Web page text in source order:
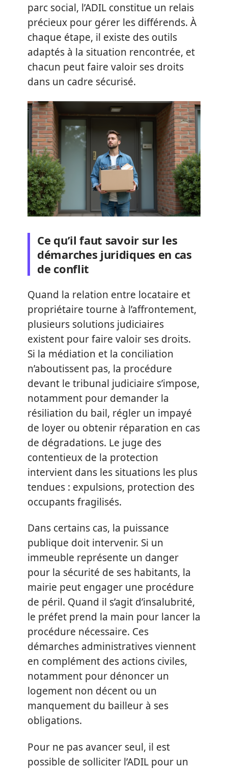
parc social, l’ADIL constitue un relais
précieux pour gérer les différends. À
chaque étape, il existe des outils
adaptés à la situation rencontrée, et
chacun peut faire valoir ses droits
dans un cadre sécurisé.
Ce qu’il faut savoir sur les
démarches juridiques en cas
de conflit
Quand la relation entre locataire et
propriétaire tourne à l’affrontement,
plusieurs solutions judiciaires
existent pour faire valoir ses droits.
Si la médiation et la conciliation
n’aboutissent pas, la procédure
devant le tribunal judiciaire s’impose,
notamment pour demander la
résiliation du bail, régler un impayé
de loyer ou obtenir réparation en cas
de dégradations. Le juge des
contentieux de la protection
intervient dans les situations les plus
tendues : expulsions, protection des
occupants fragilisés.
Dans certains cas, la puissance
publique doit intervenir. Si un
immeuble représente un danger
pour la sécurité de ses habitants, la
mairie peut engager une procédure
de péril. Quand il s’agit d’insalubrité,
le préfet prend la main pour lancer la
procédure nécessaire. Ces
démarches administratives viennent
en complément des actions civiles,
notamment pour dénoncer un
logement non décent ou un
manquement du bailleur à ses
obligations.
Pour ne pas avancer seul, il est
possible de solliciter l’ADIL pour un